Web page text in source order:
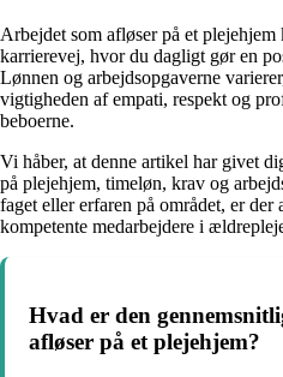
Arbejdet som afløser på et
karrierevej, hvor du dagligt gør en
Lønnen og arbejdsopgaverne
vigtigheden af empati, respekt og
beboerne.
Vi håber, at denne artikel har givet
på plejehjem, timeløn, krav og
faget eller erfaren på området, er
kompetente medarbejdere i
Hvad er den
afløser på et plejehjem?